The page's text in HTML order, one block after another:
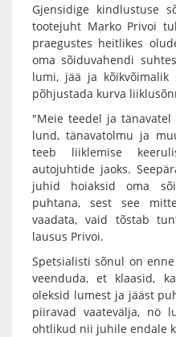
Gjensidige kindlustuse
tootejuht Marko Privoi
praegustes heitlikes
oma sõiduvahendi
lumi, jää ja
põhjustada kurva
"Meie teedel ja
lund, tänavatolmu ja
teeb liiklemise
autojuhtide jaoks.
juhid hoiaksid oma
puhtana, sest see
vaadata, vaid tõstab
lausus Privoi.
Spetsialisti sõnul on
veenduda, et klaasid,
oleksid lumest ja jääst
piiravad vaatevälja, nö
ohtlikud nii juhile endale